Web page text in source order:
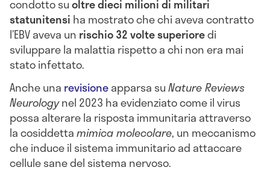
condotto suoltre dieci milioni di militari
statunitensi ha mostrato che chi aveva contratto
l’EBV aveva un rischio 32 volte superioredi
sviluppare la malattia rispetto a chi non era mai
stato infettato.
Anche una revisioneapparsa suNature Reviews
Neurologynel 2023 ha evidenziato come il virus
possa alterare la risposta immunitaria attraverso
la cosiddettamimica molecolare, un meccanismo
che induce il sistema immunitario ad attaccare
cellule sane del sistema nervoso.